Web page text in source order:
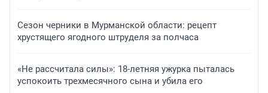
Сезон черники в Мурманской области: рецепт
хрустящего ягодного штруделя за полчаса
«Не рассчитала силы»: 18-летняя ужурка пыталась
успокоить трехмесячного сына и убила его